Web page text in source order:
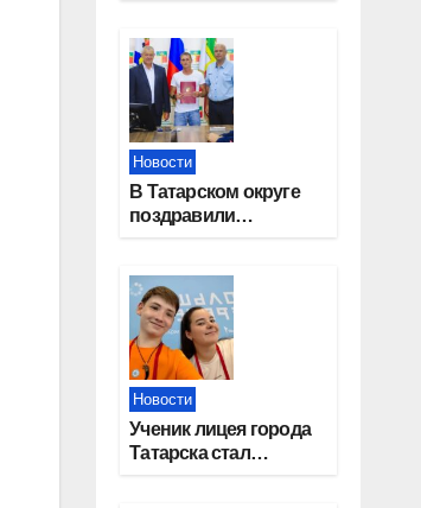
группы компаний
«СОЮЗ»
Новости
В Татарском округе
поздравили
отрасли
Новости
Ученик лицея города
Татарска стал